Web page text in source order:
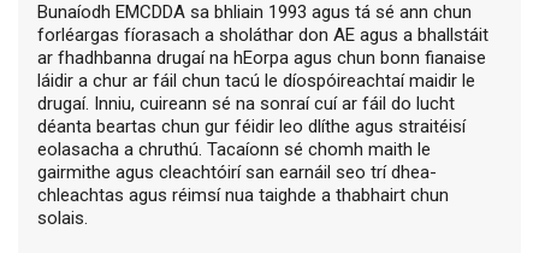
Bunaíodh EMCDDA sa bhliain 1993 agus tá sé ann chun
forléargas fíorasach a sholáthar don AE agus a bhallstáit
ar fhadhbanna drugaí na hEorpa agus chun bonn fianaise
láidir a chur ar fáil chun tacú le díospóireachtaí maidir le
drugaí. Inniu, cuireann sé na sonraí cuí ar fáil do lucht
déanta beartas chun gur féidir leo dlíthe agus straitéisí
eolasacha a chruthú. Tacaíonn sé chomh maith le
gairmithe agus cleachtóirí san earnáil seo trí dhea-
chleachtas agus réimsí nua taighde a thabhairt chun
solais.